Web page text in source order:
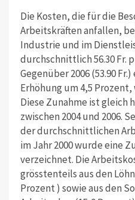
Die Kosten, die für die
Arbeitskräften anfallen,
Industrie und im
durchschnittlich 56.30 Fr.
Gegenüber 2006 (53.90
Erhöhung um 4,5
Diese Zunahme ist gleich
zwischen 2004 und 2006.
der durchschnittlichen
im Jahr 2000 wurde eine
verzeichnet. Die
grösstenteils aus den
Prozent ) sowie aus den